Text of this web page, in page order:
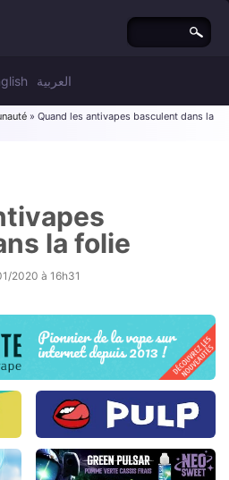
العربية
» Quand les antivapes basculent dans la
la folie
2020 à 16h31